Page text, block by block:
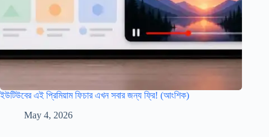
ইউটিউবের এই প্রিমিয়াম ফিচার এখন সবার জন্য ফ্রি! (আংশিক)
May 4, 2026